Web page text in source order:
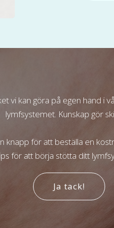
vi kan göra på egen hand i
lymfsystemet. Kunskap gör
knapp för att beställa en
för att börja stötta ditt
Ja tack!